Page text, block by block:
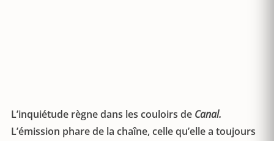
L’inquiétude règne dans les couloirs de Canal.
L’émission phare de la chaîne, celle qu’elle a toujours